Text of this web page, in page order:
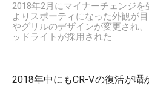
2018年2月にマイナーチェンジを
よりスポーティになった外観が
やグリルのデザインが変更され
ッドライトが採用された
2018年中にもCR-Vの復活が囁